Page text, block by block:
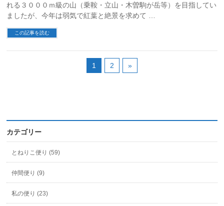
れる３０００ｍ級の山（乗鞍・立山・木曽駒が岳等）を目指してい
ましたが、今年は弱気で紅葉と絶景を求めて …
この記事を読む
1 2 »
カテゴリー
とねりこ便り (59)
仲間便り (9)
私の便り (23)